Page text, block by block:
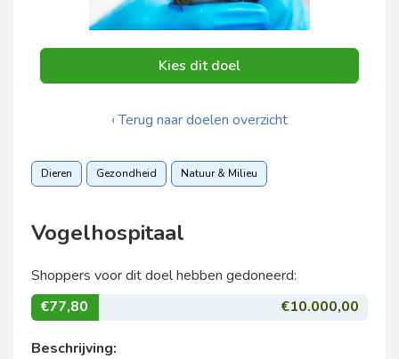
Kies dit doel
‹ Terug naar doelen overzicht
Dieren Gezondheid Natuur & Milieu
Vogelhospitaal
Shoppers voor dit doel hebben gedoneerd:
€77,80
€10.000,00
Beschrijving: